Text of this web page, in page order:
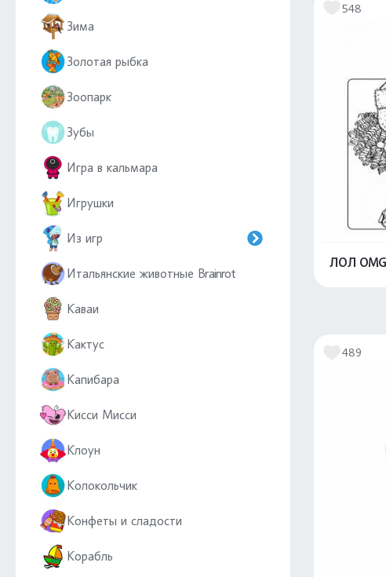
Зима
Золотая рыбка
Зоопарк
Зубы
Игра в кальмара
Игрушки
Из игр
Итальянские животные Brainrot
Каваи
Кактус
Капибара
Кисси Мисси
Клоун
Колокольчик
Конфеты и сладости
Корабль
548
ЛОЛ
489